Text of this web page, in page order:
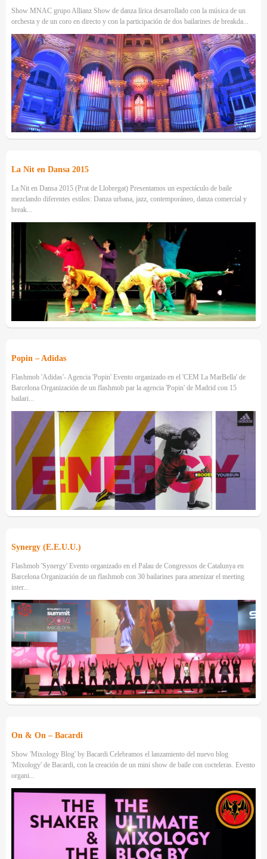
Show MNAC grupo Allianz Show de danza lírica desarrollado con la música de un
orchesta y de un coro en directo y con la participación de dos bailarines de breakda...
La Nit en Dansa 2015
La Nit en Dansa 2015 (Prat de Llobregat) Presentamos un espectáculo de baile
mezclando diferentes estilos: Danza urbana, jazz, contemporáneo, danza comercial y
break...
Popin – Adidas
Flashmob 'Adidas'- Agencia 'Popin' Evento organizado en el 'CEM La MarBella' de
Barcelona Organización de un flashmob par la agencia 'Popin' de Madrid con 15
bailari...
Synergy (E.E.U.U.)
Flashmob 'Synergy' Evento organizado en el Palau de Congressos de Catalunya en
Barcelona Organización de un flashmob con 30 bailarines para amenizar el meeting
inter...
On & On – Bacardi
Show 'Mixology Blog' by Bacardi Celebramos el lanzamiento del nuevo blog
'Mixology' de Bacardi, con la creación de un mini show de baile con cocteleras. Evento
organi...